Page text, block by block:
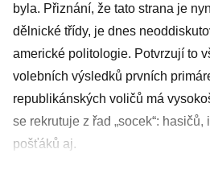
byla. Přiznání, že tato strana je
dělnické třídy, je dnes
americké politologie. Potvrzují to
volebních výsledků prvních
republikánských voličů má
se rekrutuje z řad „socek“: hasičů,
pošťáků aj.